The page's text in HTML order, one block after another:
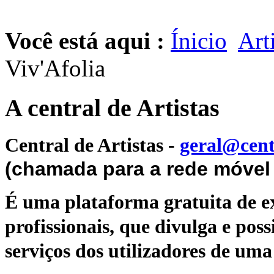
Você está aqui : Ínicio
Viv'Afolia
A central de Artistas
Central de Artistas -
(chamada para a rede
É uma plataforma gratuita de
profissionais, que divulga e
serviços dos utilizadores de